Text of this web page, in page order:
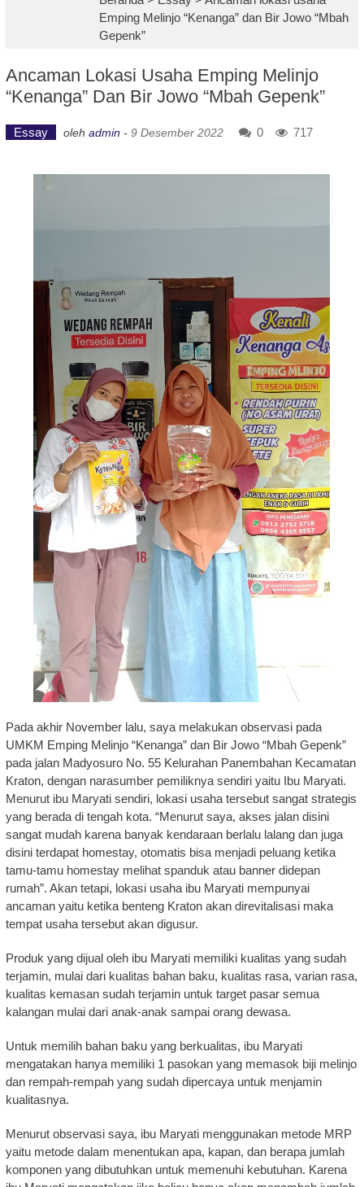
Emping Melinjo “Kenanga” dan Bir Jowo “Mbah
Gepenk”
Ancaman Lokasi Usaha Emping Melinjo
“Kenanga” Dan Bir Jowo “Mbah Gepenk”
Essay oleh admin - 9 Desember 2022 0 717
Pada akhir November lalu, saya melakukan observasi pada
UMKM Emping Melinjo “Kenanga” dan Bir Jowo “Mbah Gepenk”
pada jalan Madyosuro No. 55 Kelurahan Panembahan Kecamatan
Kraton, dengan narasumber pemiliknya sendiri yaitu Ibu Maryati.
Menurut ibu Maryati sendiri, lokasi usaha tersebut sangat strategis
yang berada di tengah kota. “Menurut saya, akses jalan disini
sangat mudah karena banyak kendaraan berlalu lalang dan juga
disini terdapat homestay, otomatis bisa menjadi peluang ketika
tamu-tamu homestay melihat spanduk atau banner didepan
rumah”. Akan tetapi, lokasi usaha ibu Maryati mempunyai
ancaman yaitu ketika benteng Kraton akan direvitalisasi maka
tempat usaha tersebut akan digusur.
Produk yang dijual oleh ibu Maryati memiliki kualitas yang sudah
terjamin, mulai dari kualitas bahan baku, kualitas rasa, varian rasa,
kualitas kemasan sudah terjamin untuk target pasar semua
kalangan mulai dari anak-anak sampai orang dewasa.
Untuk memilih bahan baku yang berkualitas, ibu Maryati
mengatakan hanya memiliki 1 pasokan yang memasok biji melinjo
dan rempah-rempah yang sudah dipercaya untuk menjamin
kualitasnya.
Menurut observasi saya, ibu Maryati menggunakan metode MRP
yaitu metode dalam menentukan apa, kapan, dan berapa jumlah
komponen yang dibutuhkan untuk memenuhi kebutuhan. Karena